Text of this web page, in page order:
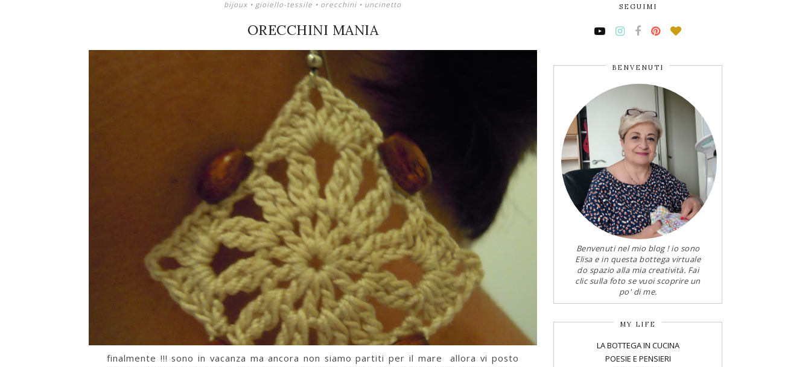
bijoux • gioiello-tessile • orecchini • uncinetto
ORECCHINI MANIA
finalmente !!! sono in vacanza ma ancora non siamo partiti per il mare allora vi posto
SEGUIMI
BENVENUTI
Benvenuti nel mio blog ! io sono
Elisa e in questa bottega virtuale
do spazio alla mia creatività. Fai
clic sulla foto se vuoi scoprire un
po' di me.
MY LIFE
LA BOTTEGA IN CUCINA
POESIE E PENSIERI